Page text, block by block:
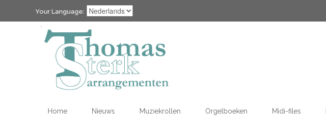
Your Language:
Home Nieuws Muziekrollen Orgelboeken Midi-files